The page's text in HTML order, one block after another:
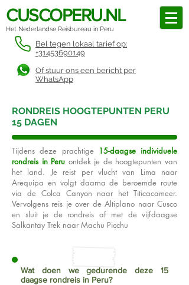
CUSCOPERU.NL
Het Nederlandse Reisbureau in Peru
Bel tegen lokaal tarief op:
+31453690149
Of stuur ons een bericht per
WhatsApp
RONDREIS HOOGTEPUNTEN PERU
15 DAGEN
Tijdens deze prachtige 15-daagse individuele
rondreis in Peru ontdek je de hoogtepunten van
het land. Je reist per vlucht van Lima naar
Arequipa en volgt daarna de beroemde route
via de Colca Canyon naar het Titicacameer.
Vervolgens reis je over de Altiplano naar Cusco
en sluit je de rondreis af met de vijfdaagse
Salkantay Trek naar Machu Picchu
Wat doen we gedurende deze 15
daagse rondreis in Peru?